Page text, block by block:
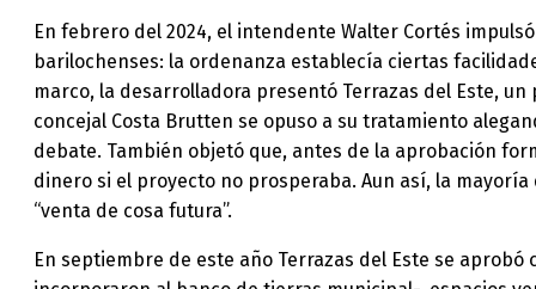
En febrero del 2024, el intendente Walter Cortés
barilochenses: la ordenanza establecía ciertas
marco, la desarrolladora presentó Terrazas del Este,
concejal Costa Brutten se opuso a su tratamiento
debate. También objetó que, antes de la aprobación
dinero si el proyecto no prosperaba. Aun así, la
“venta de cosa futura”.
En septiembre de este año Terrazas del Este se aprobó